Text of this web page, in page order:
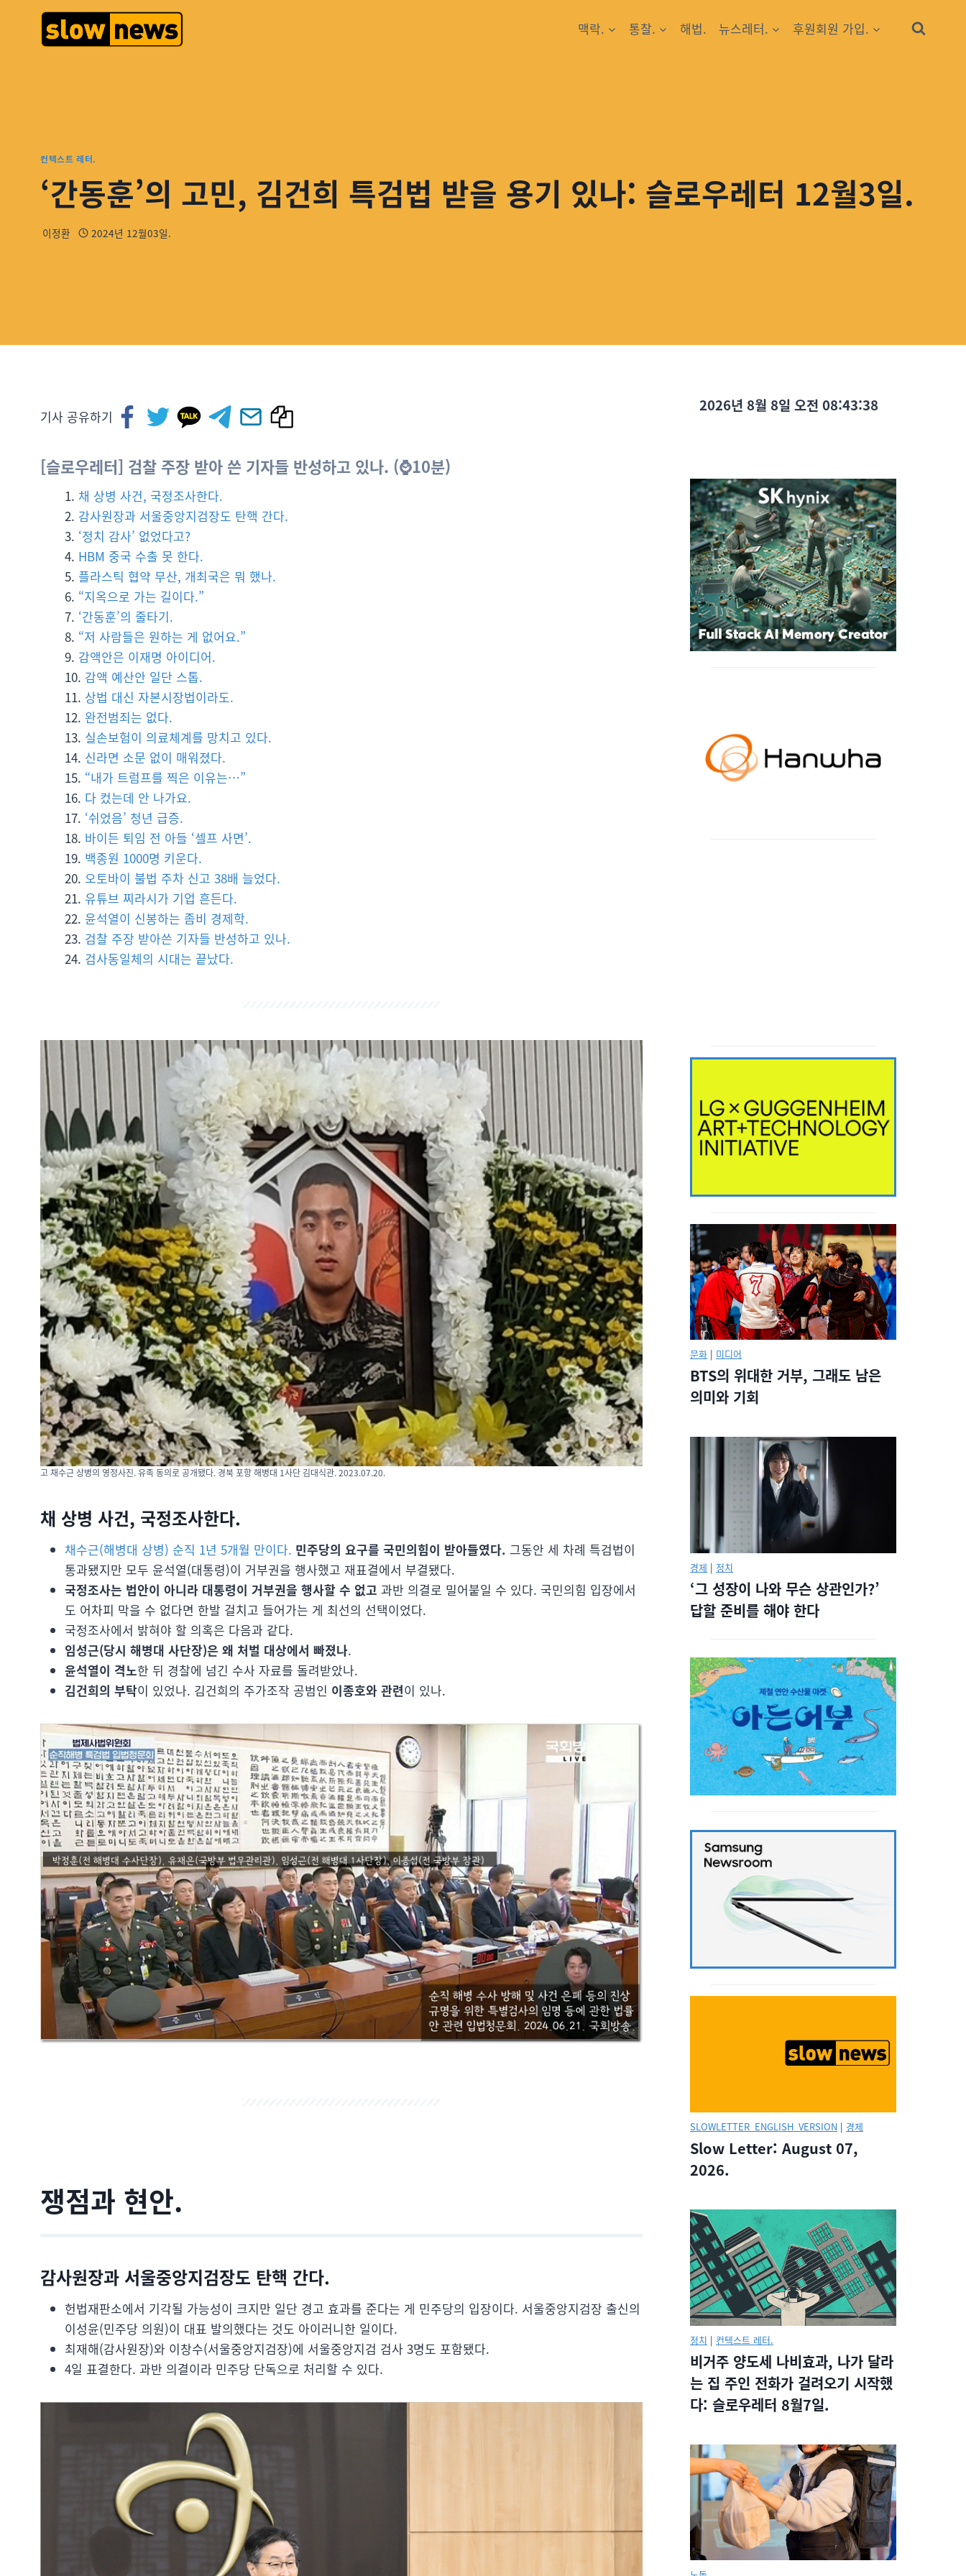
맥락. 통찰. 해법. 뉴스레터. 후원회원 가입.
컨텍스트 레터.
‘간동훈’의 고민, 김건희 특검법 받을 용기 있나: 슬로우레터 12월3일.
이정환 2024년 12월03일.
기사 공유하기
[슬로우레터] 검찰 주장 받아 쓴 기자들 반성하고 있나. (⌚10분)
채 상병 사건, 국정조사한다.
감사원장과 서울중앙지검장도 탄핵 간다.
‘정치 감사’ 없었다고?
HBM 중국 수출 못 한다.
플라스틱 협약 무산, 개최국은 뭐 했나.
“지옥으로 가는 길이다.”
‘간동훈’의 줄타기.
“저 사람들은 원하는 게 없어요.”
감액안은 이재명 아이디어.
감액 예산안 일단 스톱.
상법 대신 자본시장법이라도.
완전범죄는 없다.
실손보험이 의료체계를 망치고 있다.
신라면 소문 없이 매워졌다.
“내가 트럼프를 찍은 이유는…”
다 컸는데 안 나가요.
‘쉬었음’ 청년 급증.
바이든 퇴임 전 아들 ‘셀프 사면’.
백종원 1000명 키운다.
오토바이 불법 주차 신고 38배 늘었다.
유튜브 찌라시가 기업 흔든다.
윤석열이 신봉하는 좀비 경제학.
검찰 주장 받아쓴 기자들 반성하고 있나.
검사동일체의 시대는 끝났다.
고 채수근 상병의 영정사진. 유족 동의로 공개됐다. 경북 포항 해병대 1사단 김대식관. 2023.07.20.
채 상병 사건, 국정조사한다.
채수근(해병대 상병) 순직 1년 5개월 만이다. 민주당의 요구를 국민의힘이 받아들였다. 그동안 세 차례 특검법이
통과됐지만 모두 윤석열(대통령)이 거부권을 행사했고 재표결에서 부결됐다.
국정조사는 법안이 아니라 대통령이 거부권을 행사할 수 없고 과반 의결로 밀어붙일 수 있다. 국민의힘 입장에서
도 어차피 막을 수 없다면 한발 걸치고 들어가는 게 최선의 선택이었다.
국정조사에서 밝혀야 할 의혹은 다음과 같다.
임성근(당시 해병대 사단장)은 왜 처벌 대상에서 빠졌나.
윤석열이 격노한 뒤 경찰에 넘긴 수사 자료를 돌려받았나.
김건희의 부탁이 있었나. 김건희의 주가조작 공범인 이종호와 관련이 있나.
쟁점과 현안.
감사원장과 서울중앙지검장도 탄핵 간다.
헌법재판소에서 기각될 가능성이 크지만 일단 경고 효과를 준다는 게 민주당의 입장이다. 서울중앙지검장 출신의
이성윤(민주당 의원)이 대표 발의했다는 것도 아이러니한 일이다.
최재해(감사원장)와 이창수(서울중앙지검장)에 서울중앙지검 검사 3명도 포함됐다.
4일 표결한다. 과반 의결이라 민주당 단독으로 처리할 수 있다.
2026년 8월 8일 오전 08:43:40
문화 | 미디어
BTS의 위대한 거부, 그래도 남은
의미와 기회
경제 | 정치
‘그 성장이 나와 무슨 상관인가?’
답할 준비를 해야 한다
SLOWLETTER_ENGLISH_VERSION | 경제
Slow Letter: August 07,
2026.
정치 | 컨텍스트 레터.
비거주 양도세 나비효과, 나가 달라
는 집 주인 전화가 걸려오기 시작했
다: 슬로우레터 8월7일.